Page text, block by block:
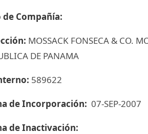
de Compañía:
MOSSACK FONSECA & CO.
DE PANAMA
589622
de Incorporación: 07-SEP-2007
de Inactivación: